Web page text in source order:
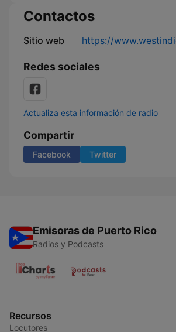
Contactos
Sitio web https://
Redes sociales
Actualiza esta información de radio
Compartir
Facebook Twitter
Emisoras de Puerto Rico
Radios y Podcasts
Recursos
Locutores